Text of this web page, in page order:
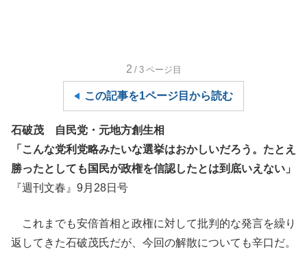
2 /3 ページ目
この記事を1ページ目から読む
石破茂 自民党・元地方創生相
「こんな党利党略みたいな選挙はおかしいだろう。たとえ
勝ったとしても国民が政権を信認したとは到底いえない」
『週刊文春』9月28日号
これまでも安倍首相と政権に対して批判的な発言を繰り
返してきた石破茂氏だが、今回の解散についても辛口だ。